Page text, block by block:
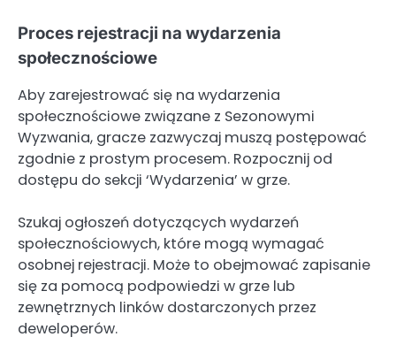
Proces rejestracji na wydarzenia
społecznościowe
Aby zarejestrować się na wydarzenia
społecznościowe związane z Sezonowymi
Wyzwania, gracze zazwyczaj muszą postępować
zgodnie z prostym procesem. Rozpocznij od
dostępu do sekcji ‘Wydarzenia’ w grze.
Szukaj ogłoszeń dotyczących wydarzeń
społecznościowych, które mogą wymagać
osobnej rejestracji. Może to obejmować zapisanie
się za pomocą podpowiedzi w grze lub
zewnętrznych linków dostarczonych przez
deweloperów.